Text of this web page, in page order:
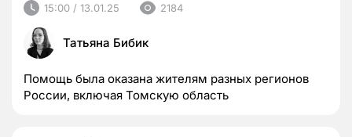
15:00 / 13.01.25 2184
Татьяна Бибик
Помощь была оказана жителям разных регионов
России, включая Томскую область